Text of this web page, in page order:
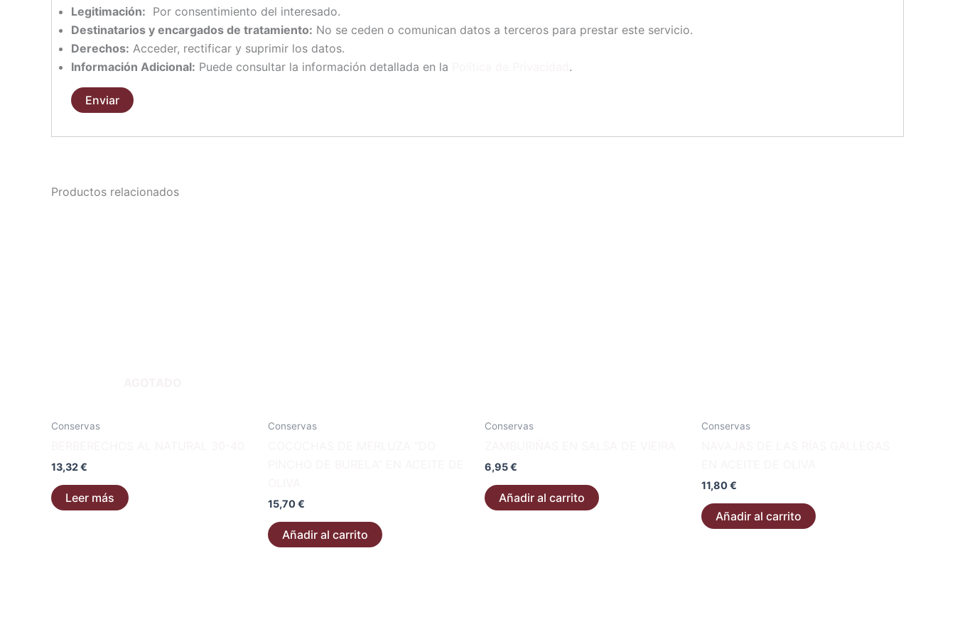
Legitimación: Por consentimiento del interesado.
Destinatarios y encargados de tratamiento: No se ceden o comunican datos a terceros para prestar este servicio.
Derechos: Acceder, rectificar y suprimir los datos.
Información Adicional: Puede consultar la información detallada en la .
Productos relacionados
Conservas
13,32€
Leer más
Conservas
15,70€
Añadir al carrito
Conservas
6,95€
Añadir al carrito
Conservas
11,80€
Añadir al carrito